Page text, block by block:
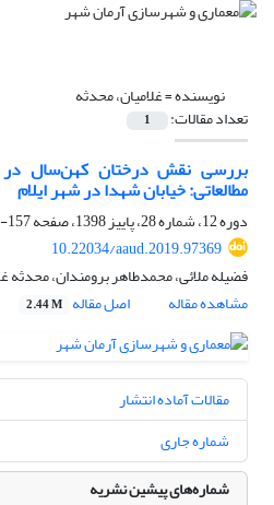
نویسنده =غلامیان، محدثه
تعداد مقالات: 1
بررسی نقش درختان کهن‌سال
مطالعاتی: خیابان شهدا در شهر ایلام
دوره 12، شماره 28، پاییز 1398، صفحه
157-169
10.22034/aaud.2019.97369
فضیله ملائی، محمدطاهر برومندان، محدثه
مشاهده مقاله
اصل مقاله 2.44 M
مقالات آماده انتشار
شماره جاری
شماره‌های پیشین نشریه